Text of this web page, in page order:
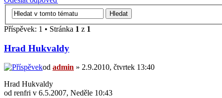
Příspěvek: 1 • Stránka 1 z 1
Hrad Hukvaldy
od admin » 2.9.2010, čtvrtek 13:40
Hrad Hukvaldy
od renfri v 6.5.2007, Neděle 10:43